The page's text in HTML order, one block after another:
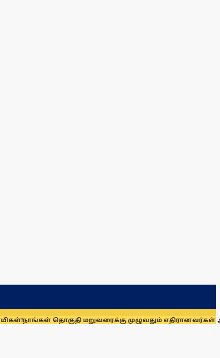
தொகுதி மறுவரைக்கு முழுவதும் எதிரானவர்கள் அல்லர்: